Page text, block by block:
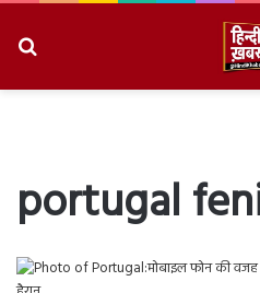
portugal